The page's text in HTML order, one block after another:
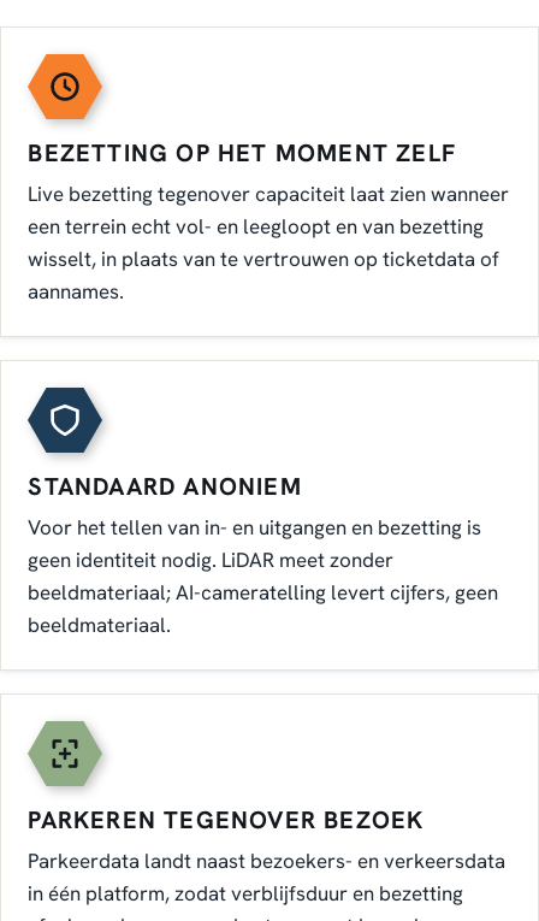
BEZETTING OP HET MOMENT ZELF
Live bezetting tegenover capaciteit laat zien wanneer
een terrein echt vol- en leegloopt en van bezetting
wisselt, in plaats van te vertrouwen op ticketdata of
aannames.
STANDAARD ANONIEM
Voor het tellen van in- en uitgangen en bezetting is
geen identiteit nodig. LiDAR meet zonder
beeldmateriaal; AI-cameratelling levert cijfers, geen
beeldmateriaal.
PARKEREN TEGENOVER BEZOEK
Parkeerdata landt naast bezoekers- en verkeersdata
in één platform, zodat verblijfsduur en bezetting